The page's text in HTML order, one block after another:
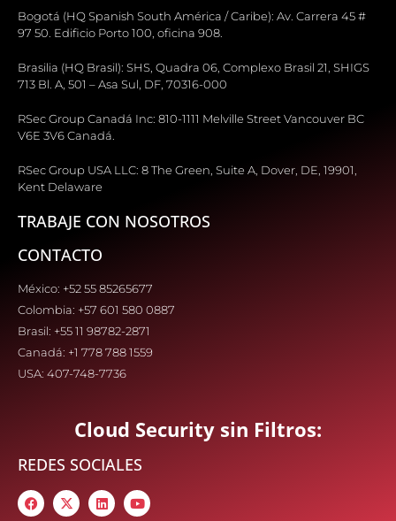
Bogotá (HQ Spanish South América / Caribe): Av. Carrera 45 #
97 50. Edificio Porto 100, oficina 908.
Brasilia (HQ Brasil): SHS, Quadra 06, Complexo Brasil 21, SHIGS
713 Bl. A, 501 – Asa Sul, DF, 70316-000
RSec Group Canadá Inc: 810-1111 Melville Street Vancouver BC
V6E 3V6 Canadá.
RSec Group USA LLC: 8 The Green, Suite A, Dover, DE, 19901,
Kent Delaware
TRABAJE CON NOSOTROS
CONTACTO
México: +52 55 85265677
Colombia: +57 601 580 0887
Brasil: +55 11 98782-2871
Canadá: +1 778 788 1559
USA: 407-748-7736
Cloud Security sin Filtros:
REDES SOCIALES